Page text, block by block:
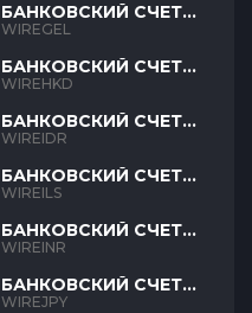
БАНКОВСКИЙ СЧЕТ
GEL
WIREGEL
БАНКОВСКИЙ СЧЕТ
HKD
WIREHKD
БАНКОВСКИЙ СЧЕТ
IDR
WIREIDR
БАНКОВСКИЙ СЧЕТ
ILS
WIREILS
БАНКОВСКИЙ СЧЕТ
INR
WIREINR
БАНКОВСКИЙ СЧЕТ
JPY
WIREJPY